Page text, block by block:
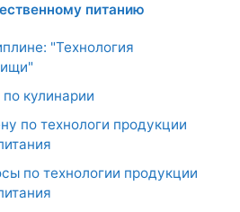
питанию
"Технология
кулинарии
по технологи продукции
по технологии продукции